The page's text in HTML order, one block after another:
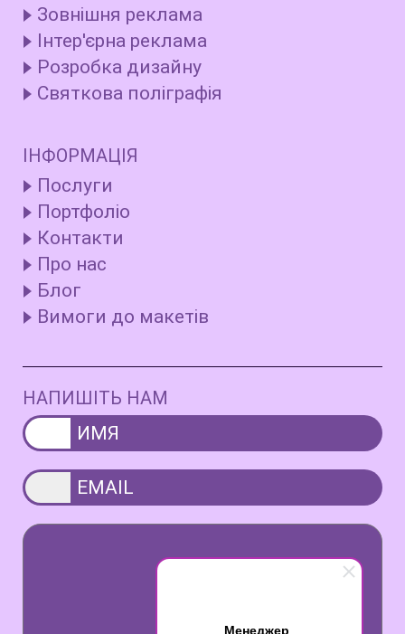
Менеджер
Зовнішня реклама
Інтер'єрна реклама
Розробка дизайну
Святкова поліграфія
ІНФОРМАЦІЯ
Послуги
Портфоліо
Контакти
Про нас
Блог
Вимоги до макетів
НАПИШІТЬ НАМ